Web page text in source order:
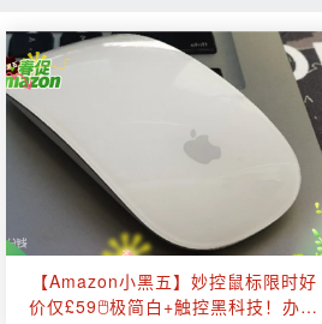
【Amazon小黑五】妙控鼠标限时好
价仅£59🖱️极简白+触控黑科技！办公